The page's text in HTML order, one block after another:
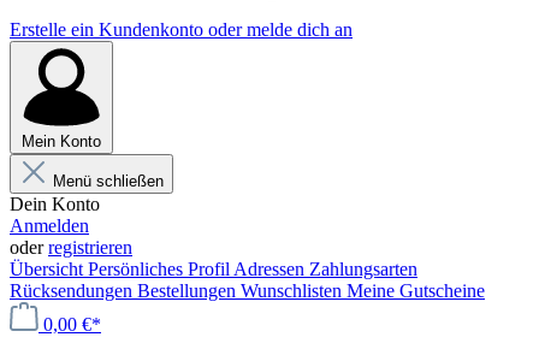
Erstelle ein Kundenkonto oder melde dich an
Mein Konto
Menü schließen
Dein Konto
Anmelden
oderregistrieren
Übersicht Persönliches Profil Adressen Zahlungsarten
Rücksendungen Bestellungen Wunschlisten Meine Gutscheine
0,00 €*